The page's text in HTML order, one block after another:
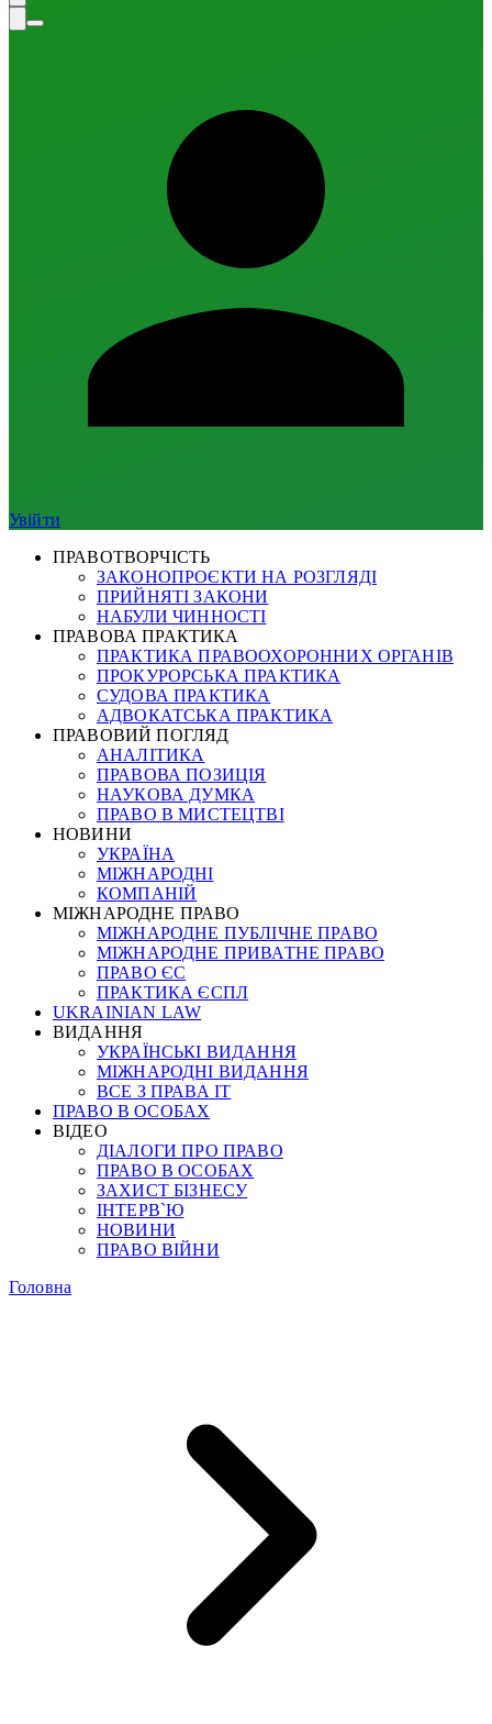
Увійти
ПРАВОТВОРЧІСТЬ
ЗАКОНОПРОЄКТИ НА РОЗГЛЯДІ
ПРИЙНЯТІ ЗАКОНИ
НАБУЛИ ЧИННОСТІ
ПРАВОВА ПРАКТИКА
ПРАКТИКА ПРАВООХОРОННИХ ОРГАНІВ
ПРОКУРОРСЬКА ПРАКТИКА
СУДОВА ПРАКТИКА
АДВОКАТСЬКА ПРАКТИКА
ПРАВОВИЙ ПОГЛЯД
АНАЛІТИКА
ПРАВОВА ПОЗИЦІЯ
НАУКОВА ДУМКА
ПРАВО В МИСТЕЦТВІ
НОВИНИ
УКРАЇНА
МІЖНАРОДНІ
КОМПАНІЙ
МІЖНАРОДНЕ ПРАВО
МІЖНАРОДНЕ ПУБЛІЧНЕ ПРАВО
МІЖНАРОДНЕ ПРИВАТНЕ ПРАВО
ПРАВО ЄС
ПРАКТИКА ЄСПЛ
UKRAINIAN LAW
ВИДАННЯ
УКРАЇНСЬКІ ВИДАННЯ
МІЖНАРОДНІ ВИДАННЯ
ВСЕ З ПРАВА ІТ
ПРАВО В ОСОБАХ
ВІДЕО
ДІАЛОГИ ПРО ПРАВО
ПРАВО В ОСОБАХ
ЗАХИСТ БІЗНЕСУ
ІНТЕРВ`Ю
НОВИНИ
ПРАВО ВІЙНИ
Головна